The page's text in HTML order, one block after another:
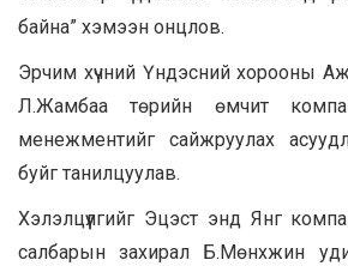
байна” хэмээн онцлов.
Эрчим хүчний Үндэсний хорооны
Л.Жамбаа төрийн өмчит
менежментийг сайжруулах
буйг танилцуулав.
Хэлэлцүүлгийг Эцэст энд Янг
салбарын захирал Б.Мөнхжин